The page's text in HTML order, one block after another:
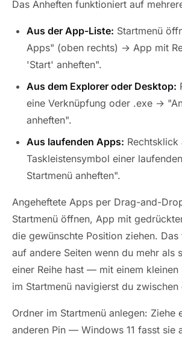
Das Anheften funktioniert auf
Aus der App-Liste: Startmenü
Apps" (oben rechts) → App mit
'Start' anheften".
Aus dem Explorer oder Desktop:
eine Verknüpfung oder .exe →
anheften".
Aus laufenden Apps: Rechtsklick
Taskleistensymbol einer
Startmenü anheften".
Angeheftete Apps per Drag-and-
Startmenü öffnen, App mit
die gewünschte Position ziehen.
auf andere Seiten wenn du mehr als
einer Reihe hast — mit einem kleinen
im Startmenü navigierst du zwischen
Ordner im Startmenü anlegen: Ziehe
anderen Pin — Windows 11 fasst sie